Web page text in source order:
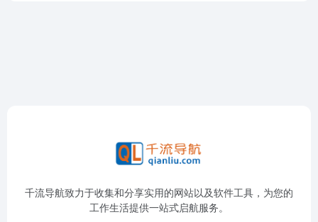
千流导航致力于收集和分享实用的网站以及软件工具，为您的
工作生活提供一站式启航服务。